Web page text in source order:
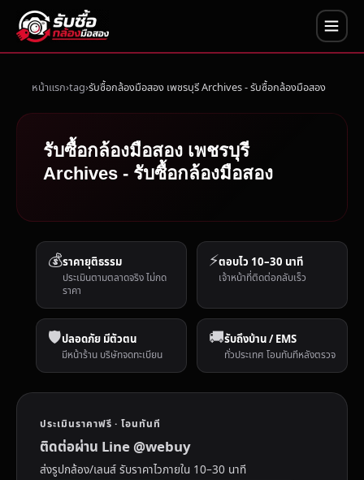
หน้าแรก tag รับซื้อกล้องมือสอง เพชรบุรี Archives - รับซื้อกล้องมือสอง
รับซื้อกล้องมือสอง เพชรบุรี
Archives - รับซื้อกล้องมือสอง
💰ราคายุติธรรม
ประเมินตามตลาดจริง ไม่กด
ราคา
⚡ตอบไว 10–30 นาที
เจ้าหน้าที่ติดต่อกลับเร็ว
🛡️ปลอดภัย มีตัวตน
มีหน้าร้าน บริษัทจดทะเบียน
🚚รับถึงบ้าน / EMS
ทั่วประเทศ โอนทันทีหลังตรวจ
ประเมินราคาฟรี · โอนทันที
ติดต่อผ่าน Line @webuy
ส่งรูปกล้อง/เลนส์ รับราคาไวภายใน 10–30 นาที